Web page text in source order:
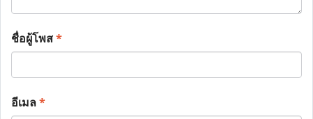
ชื่อผู้โพส*
อีเมล*